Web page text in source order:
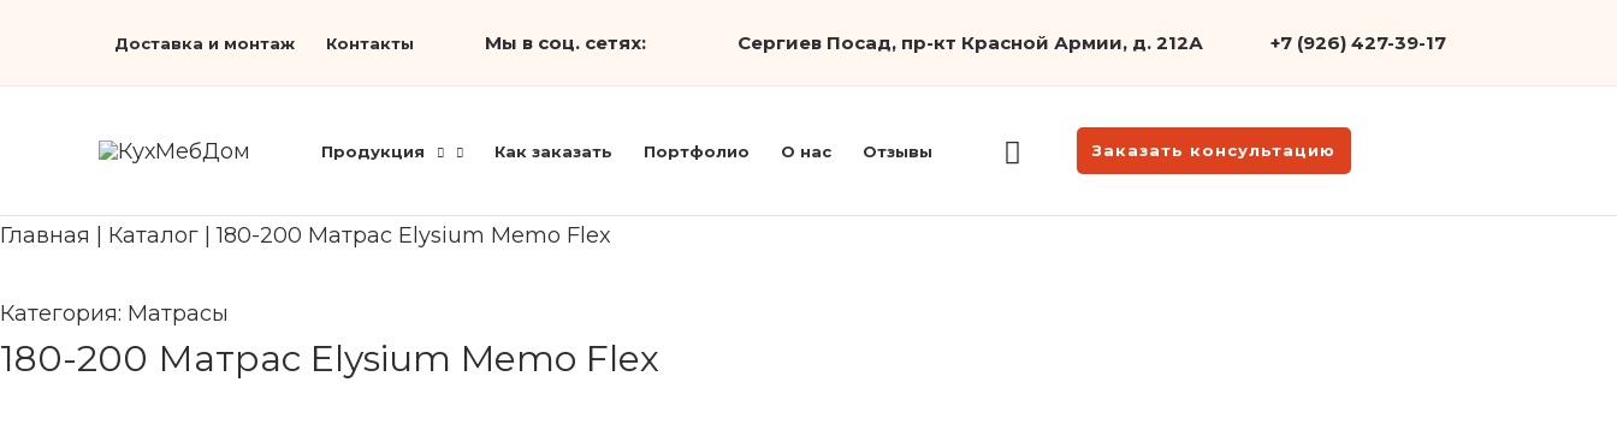
Доставка и монтаж Контакты Мы в соц. сетях: Сергиев Посад, пр-кт Красной Армии, д. 212А +7 (926) 427-39-17
Продукция Как заказать Портфолио О нас Отзывы Заказать консультацию
Главная Каталог |180-200 Матрас Elysium Memo Flex
Категория: Матрасы
180-200 Матрас Elysium Memo Flex